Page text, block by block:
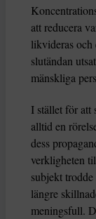
att reducera
likvideras och
slutändan
mänskliga
I stället för att
alltid en
dess
verkligheten
subjekt
längre
meningsfull.